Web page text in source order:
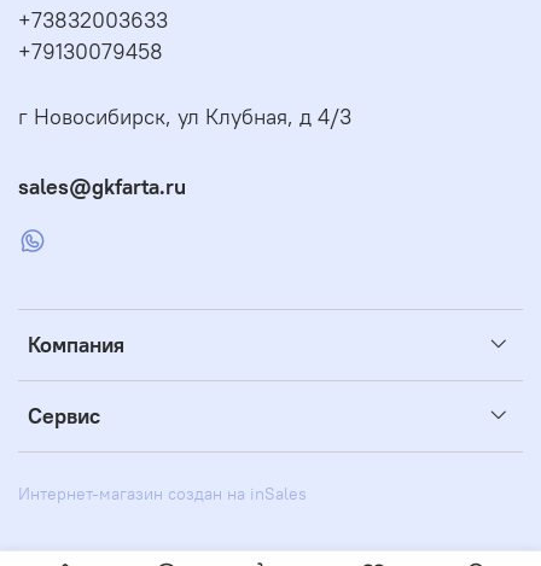
Компания
Сервис
+73832003633
+79130079458
г Новосибирск, ул Клубная, д 4/3
sales@gkfarta.ru
Интернет-магазин создан на inSales